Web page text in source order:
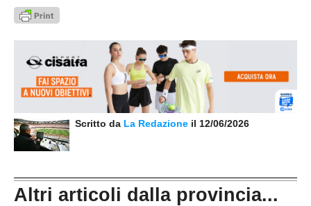
Scritto da La Redazione il 12/06/2026
Altri articoli dalla provincia...